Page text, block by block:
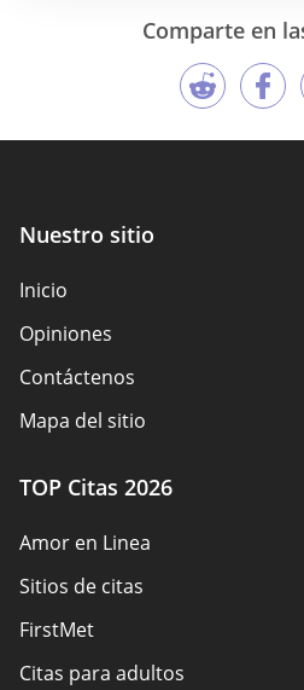
Comparte en
Nuestro sitio
Inicio
Opiniones
Contáctenos
Mapa del sitio
TOP Citas 2026
Amor en Linea
Sitios de citas
FirstMet
Citas para adultos